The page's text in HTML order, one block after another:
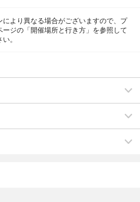
により異なる場合がございますので、プ
ージの「開催場所と行き方」を参照して
。